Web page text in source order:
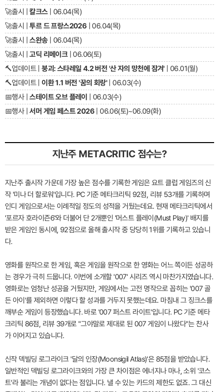
🚀출시 |칼크스| 06.04(목)
🚀출시 |투르 드 프랑스2026 | 06.04(목)
🚀출시 |스완송| 06.04(목)
🚀출시 |고딕 리메이크| 06.06(토)
🔨업데이트 |붕괴: 스타레일 4.2 버전 '산 자의 망천에 잠겨'| 06.01(월)
🔨업데이트 |이환 1.1 버전 '꿈의 회랑'| 06.03(수)
📅행사 |스테이트 오브 플레이
| 06.03(수)
📅행사 |서머 게임 페스트 2026 | 06.06(토)~06.09(화)
지난주 METACRITIC 점수는?
지난주 출시작 가운데 가장 높은 점수를 기록한 게임은 요트 클럽 게임즈의 신
작 '미나 더 할로워'입니다. PC 기준 메타크리틱 92점, 리뷰 53개를 기록하며
인디 게임으로서는 이례적일 정도의 성적을 거뒀는데요. 현재 메타크리틱에서
'포르자 호라이즌6'와 더불어 단 2개뿐인 '머스트 플레이(Must Play)' 배지를
받은 게임인 동시에, 92점으로 올해 출시작 중 당당히 1위를 기록하고 있습니
다.
영화를 원작으로 한 게임, 혹은 게임을 원작으로 한 영화는 어느 쪽이든 성공하
는 경우가 극히 드뭅니다. 이번에 소개할 '007' 시리즈 역시 마찬가지였습니다.
영화로는 엄청난 성공을 거뒀지만, 게임에서는 고전 명작으로 꼽히는 '007 골
든 아이'를 제외하면 이렇다 할 성과를 거두지 못했는데요. 마침내 그 징크스를
깨부순 게임이 등장했습니다. 바로 '007 퍼스트 라이트'입니다. PC 기준 메타
크리틱 86점, 리뷰 39개로 "그야말로 제대로 된 007 게임이 나왔다"는 찬사
가 이어지고 있습니다.
신작 덱빌딩 로그라이크 '달의 인장(Moonsigil Atlas)'은 85점을 받았습니다.
일반적인 덱빌딩 로그라이크와의 가장 큰 차이점은 에너지나 마나, 소위 '코스
트'라 불리는 개념이 없다는 점입니다. 낼 수 있는 카드의 제한도 없죠. 그 대신